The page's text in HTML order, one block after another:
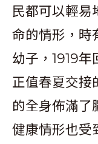
民都可以輕易
命的情形，時
幼子，1919
正值春夏交接
的全身佈滿了
健康情形也受